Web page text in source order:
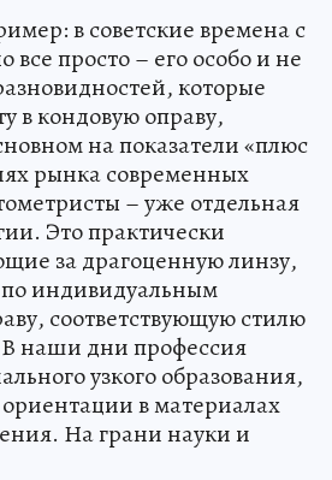
в советские времена с
все просто – его особо и не
которые
в кондовую оправу,
на показатели «плюс
рынка современных
– уже отдельная
Это практически
за драгоценную линзу,
по индивидуальным
соответствующую стилю
наши дни профессия
узкого образования,
в материалах
На грани науки и